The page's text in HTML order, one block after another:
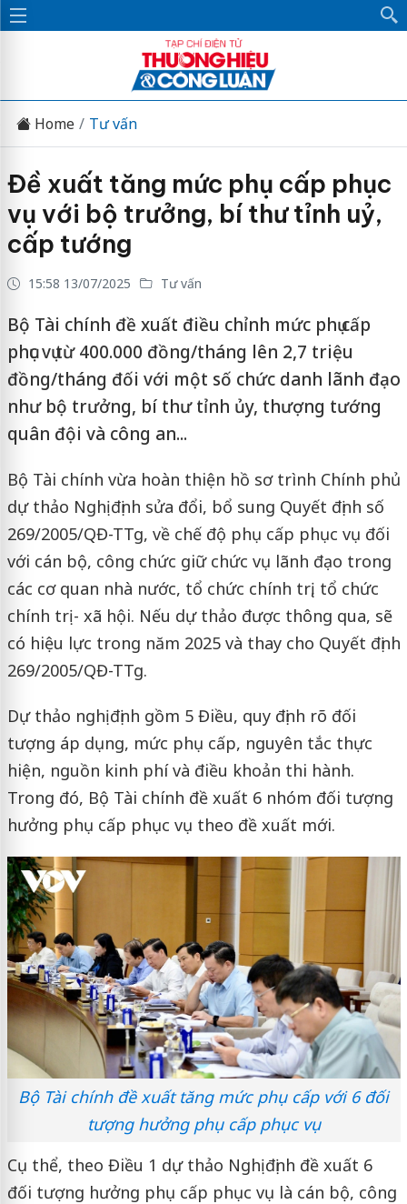
Home Tư vấn
Đề xuất tăng mức phụ cấp phục
vụ với bộ trưởng, bí thư tỉnh uỷ,
cấp tướng
15:58 13/07/2025 Tư vấn
Bộ Tài chính đề xuất điều chỉnh mức phụ cấp
phục vụ từ 400.000 đồng/tháng lên 2,7 triệu
đồng/tháng đối với một số chức danh lãnh đạo
như bộ trưởng, bí thư tỉnh ủy, thượng tướng
quân đội và công an...
Bộ Tài chính vừa hoàn thiện hồ sơ trình Chính phủ
dự thảo Nghị định sửa đổi, bổ sung Quyết định số
269/2005/QĐ-TTg, về chế độ phụ cấp phục vụ đối
với cán bộ, công chức giữ chức vụ lãnh đạo trong
các cơ quan nhà nước, tổ chức chính trị, tổ chức
chính trị - xã hội. Nếu dự thảo được thông qua, sẽ
có hiệu lực trong năm 2025 và thay cho Quyết định
269/2005/QĐ-TTg.
Dự thảo nghị định gồm 5 Điều, quy định rõ đối
tượng áp dụng, mức phụ cấp, nguyên tắc thực
hiện, nguồn kinh phí và điều khoản thi hành.
Trong đó, Bộ Tài chính đề xuất 6 nhóm đối tượng
hưởng phụ cấp phục vụ theo đề xuất mới.
Bộ Tài chính đề xuất tăng mức phụ cấp với 6 đối
tượng hưởng phụ cấp phục vụ
Cụ thể, theo Điều 1 dự thảo Nghị định đề xuất 6
đối tượng hưởng phụ cấp phục vụ là cán bộ, công